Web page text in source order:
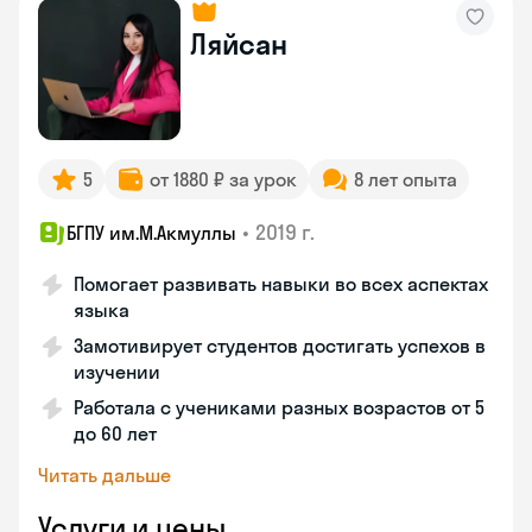
Ляйсан
5 от 1880 ₽ за урок 8 лет опыта
БГПУ им.М.Акмуллы • 2019 г.
Помогает развивать навыки во всех аспектах
языка
Замотивирует студентов достигать успехов в
изучении
Работала с учениками разных возрастов от 5
до 60 лет
Читать дальше